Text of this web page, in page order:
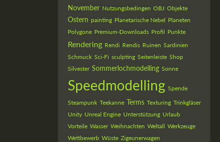
November Nutzungsbedingen OBJ Objekte
Ostern painting Planetarische Nebel Planeten
Polygone Premium-Downloads Profil Punkte
Rendering Rendi Rendis Ruinen Sardinien
Schmuck Sci-Fi sculpting Seitenleiste Shop
Silvester Sommerlochmodelling Sonne
Speedmodelling Spende
Steampunk Teekanne Terms Texturing Trinkgläser
Unity Unreal Engine Unterstützung Urlaub
Vorteile Wasser Weihnachten Weltall Werkzeuge
Wettbewerb Wüste Zigeunerwagen